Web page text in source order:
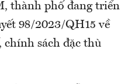
thành phố đang triển
98/2023/QH15 về
chính sách đặc thù